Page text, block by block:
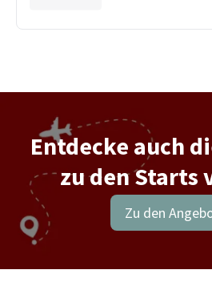
Entdecke auch
zu den Starts
Zu den